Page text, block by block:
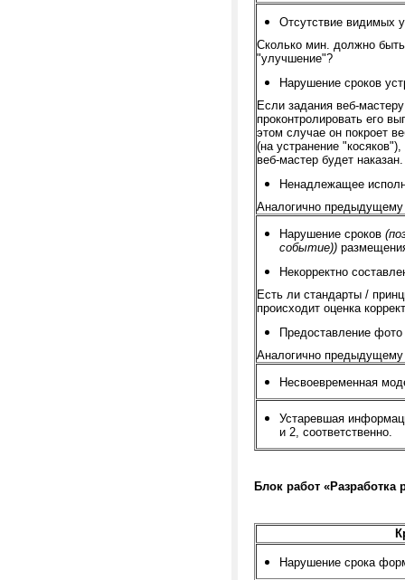
Отсутствие видимых
Сколько мин. должно
"улучшение"?
Нарушение сроков
Если задания веб-
проконтролировать его
этом случае он покроет
(на устранение
веб-мастер будет наказан.
Ненадлежащее
Аналогично предыдущему
Нарушение сроков
событие))
Некорректно
Есть ли стандарты /
происходит оценка
Предоставление
Аналогично предыдущему
Несвоевременная
Устаревшая
и 2, соответственно.
Блок работ «Разработка
Нарушение срока